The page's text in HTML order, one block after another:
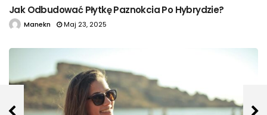
Jak Odbudować Płytkę Paznokcia Po Hybrydzie?
Manekn Maj 23, 2025